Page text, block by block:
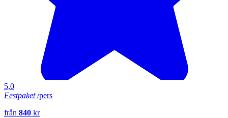
5,0
Festpaket/pers
från 840 kr